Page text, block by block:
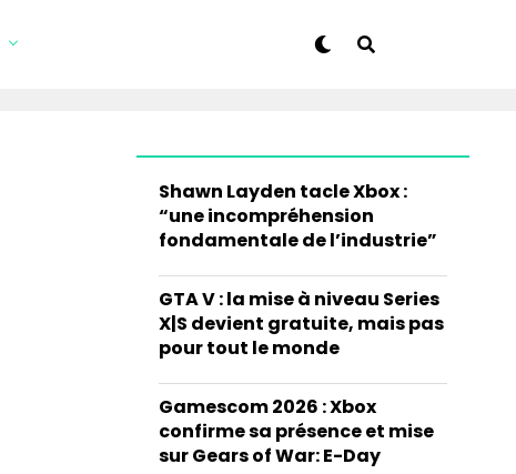
Shawn Layden tacle Xbox :
“une incompréhension
fondamentale de l’industrie”
GTA V : la mise à niveau Series
X|S devient gratuite, mais pas
pour tout le monde
Gamescom 2026 : Xbox
confirme sa présence et mise
sur Gears of War: E-Day